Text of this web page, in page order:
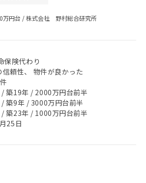
万円台 /株式会社 野村総合研究所
保険代わり
信頼性、 物件が良かった
築19年 / 2000万円台前半
築9年 / 3000万円台前半
築23年 / 1000万円台前半
25日